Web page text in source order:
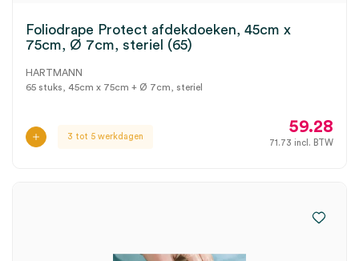
Foliodrape Protect afdekdoeken, 45cm x
75cm, Ø 7cm, steriel (65)
HARTMANN
65 stuks, 45cm x 75cm + Ø 7cm, steriel
3 tot 5 werkdagen
59.28
71.73 incl. BTW